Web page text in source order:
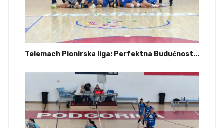
Telemach Pionirska liga: Perfektna Budućnost...